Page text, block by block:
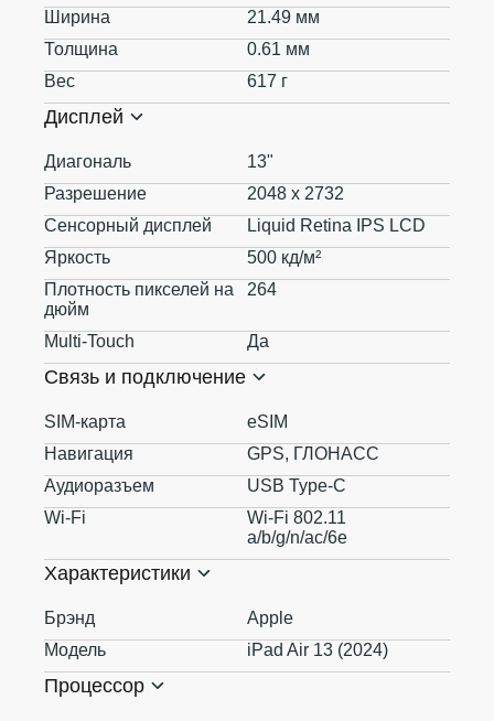
Ширина
21.49 мм
Толщина
0.61 мм
Вес
617 г
Дисплей
Диагональ
13"
Разрешение
2048 x 2732
Сенсорный дисплей
Liquid Retina IPS LCD
Яркость
500 кд/м²
Плотность пикселей на
дюйм
264
Multi-Touch Да
Связь и подключение
SIM-карта
eSIM
Навигация
GPS, ГЛОНАСС
Аудиоразъем
USB Type-C
Wi-Fi
Wi-Fi 802.11
a/b/g/n/ac/6e
Характеристики
Брэнд
Apple
Модель
iPad Air 13 (2024)
Процессор